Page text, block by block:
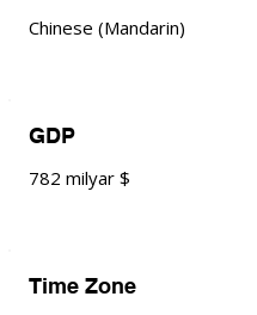
Time Zone
GDP
782 milyar $
Chinese (Mandarin)